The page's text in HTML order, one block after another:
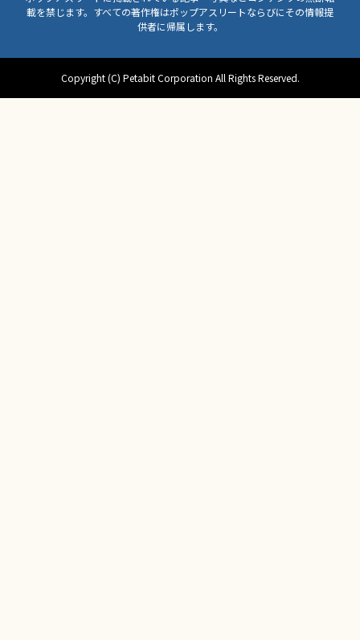
載を禁じます。すべての著作権はポップアスリートならびにその情報提
供者に帰属します。
Copyright (C) Petabit Corporation All Rights Reserved.